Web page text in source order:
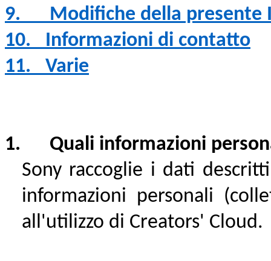
9.
Modifiche della presente
10.
Informazioni di contatto
11.
Varie
1. Quali informazioni
Sony raccoglie i dati
informazioni personali
all'utilizzo di Creators' Cloud.